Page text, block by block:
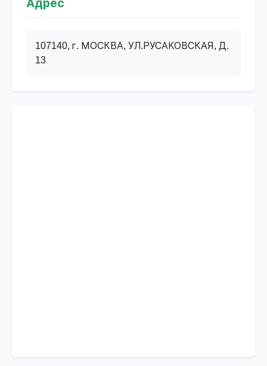
Адрес
107140, г. МОСКВА, УЛ.РУСАКОВСКАЯ, Д.
13